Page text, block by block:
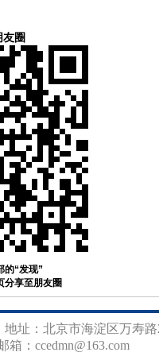
圈
的“发现”
分享至朋友圈
址：北京市海淀区万寿路
箱：ccedmn@163.com